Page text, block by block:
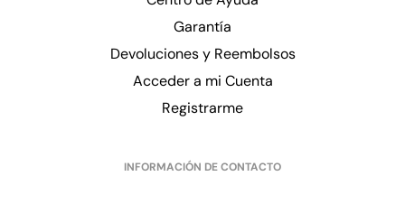
Garantía
Devoluciones y Reembolsos
Acceder a mi Cuenta
Registrarme
INFORMACIÓN DE CONTACTO